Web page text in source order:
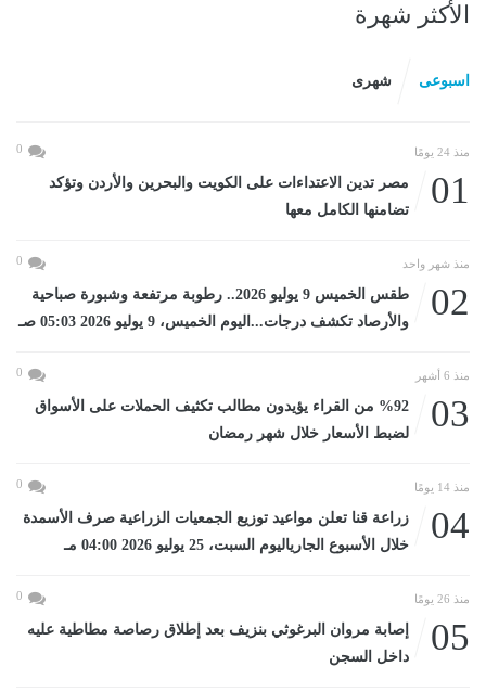
الأكثر شهرة
اسبوعى شهرى
منذ 24 يومًا 0
01
مصر تدين الاعتداءات على الكويت والبحرين والأردن وتؤكد
تضامنها الكامل معها
منذ شهر واحد 0
02
طقس الخميس 9 يوليو 2026.. رطوبة مرتفعة وشبورة صباحية
والأرصاد تكشف درجات...اليوم الخميس، 9 يوليو 2026 05:03 صـ
منذ 6 أشهر 0
03
%92 من القراء يؤيدون مطالب تكثيف الحملات على الأسواق
لضبط الأسعار خلال شهر رمضان
منذ 14 يومًا 0
04
زراعة قنا تعلن مواعيد توزيع الجمعيات الزراعية صرف الأسمدة
خلال الأسبوع الجارياليوم السبت، 25 يوليو 2026 04:00 مـ
منذ 26 يومًا 0
05
إصابة مروان البرغوثي بنزيف بعد إطلاق رصاصة مطاطية عليه
داخل السجن